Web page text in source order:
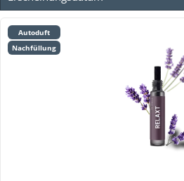
Autoduft
Nachfüllung